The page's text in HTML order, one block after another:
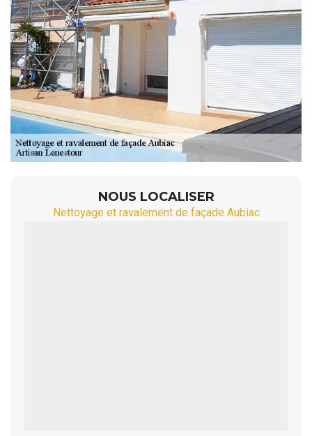
NOUS LOCALISER
Nettoyage et ravalement de façade Aubiac